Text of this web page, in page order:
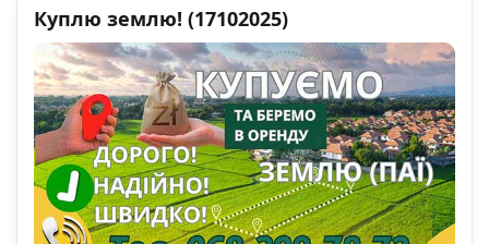
Куплю землю! (17102025)